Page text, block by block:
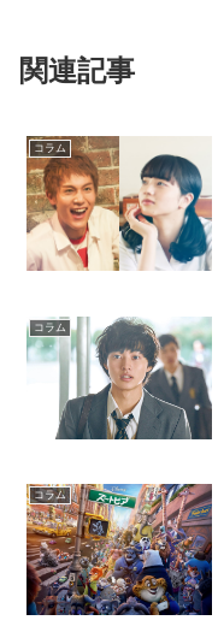
関連記事
コラム
コラム
コラム